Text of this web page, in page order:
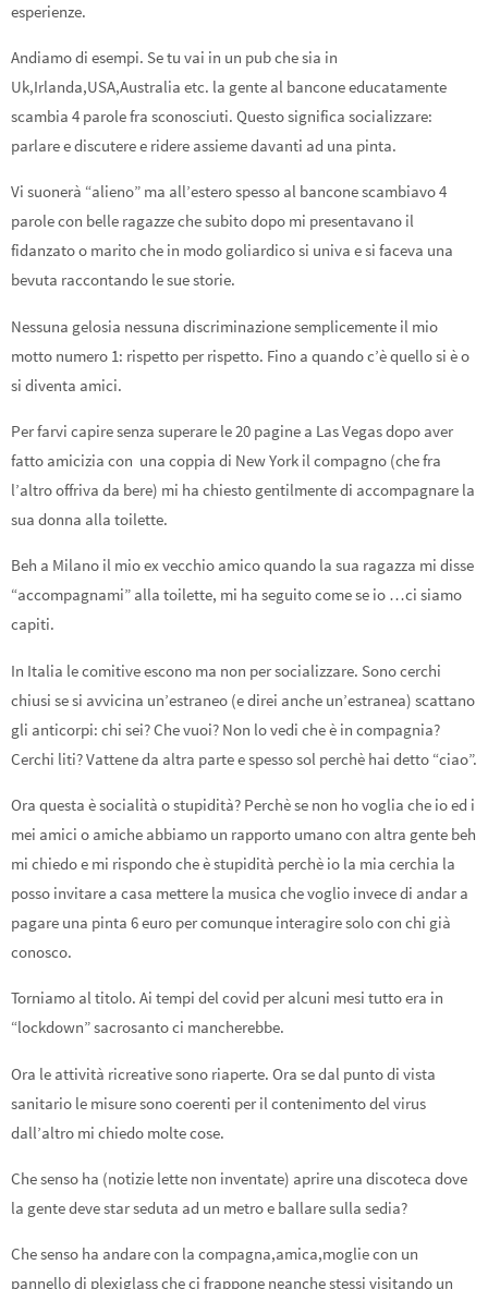
esperienze.
Andiamo di esempi. Se tu vai in un pub che sia in
Uk,Irlanda,USA,Australia etc. la gente al bancone educatamente
scambia 4 parole fra sconosciuti. Questo significa socializzare:
parlare e discutere e ridere assieme davanti ad una pinta.
Vi suonerà “alieno” ma all’estero spesso al bancone scambiavo 4
parole con belle ragazze che subito dopo mi presentavano il
fidanzato o marito che in modo goliardico si univa e si faceva una
bevuta raccontando le sue storie.
Nessuna gelosia nessuna discriminazione semplicemente il mio
motto numero 1: rispetto per rispetto. Fino a quando c’è quello si è o
si diventa amici.
Per farvi capire senza superare le 20 pagine a Las Vegas dopo aver
fatto amicizia con una coppia di New York il compagno (che fra
l’altro offriva da bere) mi ha chiesto gentilmente di accompagnare la
sua donna alla toilette.
Beh a Milano il mio ex vecchio amico quando la sua ragazza mi disse
“accompagnami” alla toilette, mi ha seguito come se io …ci siamo
capiti.
In Italia le comitive escono ma non per socializzare. Sono cerchi
chiusi se si avvicina un’estraneo (e direi anche un’estranea) scattano
gli anticorpi: chi sei? Che vuoi? Non lo vedi che è in compagnia?
Cerchi liti? Vattene da altra parte e spesso sol perchè hai detto “ciao”.
Ora questa è socialità o stupidità? Perchè se non ho voglia che io ed i
mei amici o amiche abbiamo un rapporto umano con altra gente beh
mi chiedo e mi rispondo che è stupidità perchè io la mia cerchia la
posso invitare a casa mettere la musica che voglio invece di andar a
pagare una pinta 6 euro per comunque interagire solo con chi già
conosco.
Torniamo al titolo. Ai tempi del covid per alcuni mesi tutto era in
“lockdown” sacrosanto ci mancherebbe.
Ora le attività ricreative sono riaperte. Ora se dal punto di vista
sanitario le misure sono coerenti per il contenimento del virus
dall’altro mi chiedo molte cose.
Che senso ha (notizie lette non inventate) aprire una discoteca dove
la gente deve star seduta ad un metro e ballare sulla sedia?
Che senso ha andare con la compagna,amica,moglie con un
pannello di plexiglass che ci frappone neanche stessi visitando un